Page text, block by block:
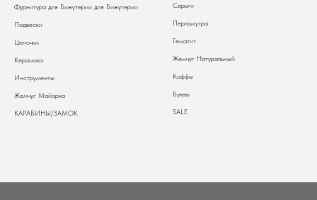
Фурнитура для Бижутерии для Бижутерии
Подвески
Цепочки
Керамика
Инструменты
Жемчуг Майорка
КАРАБИНЫ/ЗАМОК
Серьги
Перламутра
Гематит
Жемчуг Натуральный
Каффы
Буквы
SALE